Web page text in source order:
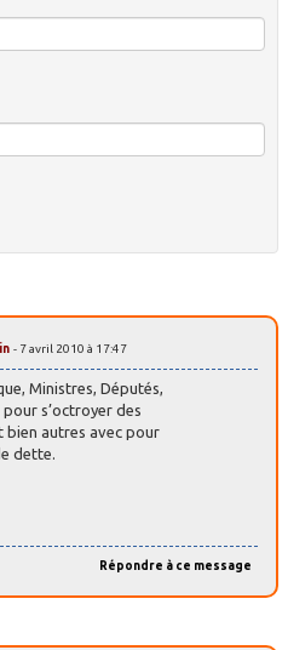
- 7 avril 2010 à 17:47
Ministres, Députés,
s’octroyer des
bien autres avec pour
dette.
Répondre à ce message